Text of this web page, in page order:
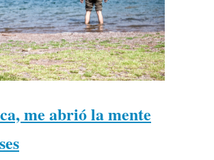
me abrió la mente